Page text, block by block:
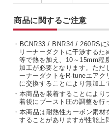
商品に関するご注意
・BCNR33 / BNR34 / 260RS
リーナーダクトに干渉するた
等で熱を加え、10～15mm程
加工が必要となります。ただ
ーナーダクトをR-tuneエアク
に交換することにより無加工
・本商品を装着することによ
着後にブースト圧の調整を行
・本商品は耐熱性カーボン素
することがありますが性能上